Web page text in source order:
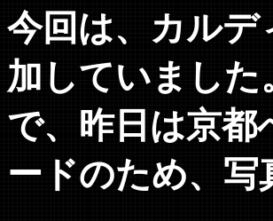
今回は、カルデ
加していました
で、昨日は京
ードのため、写